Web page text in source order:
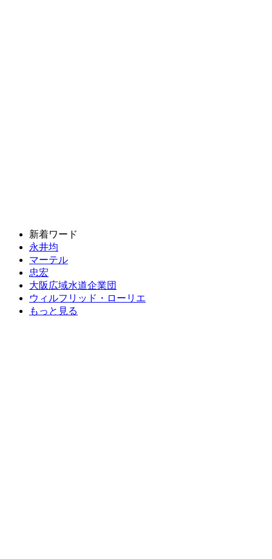
新着ワード
永井均
マーテル
忠宏
大阪広域水道企業団
ウィルフリッド・ローリエ
もっと見る